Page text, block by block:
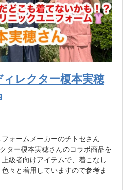
レクター榎本実穂
ォームメーカーのチトセさん
ター榎本実穂さんのコラボ商品を
級者向けアイテムで、着こなし
々と着用していますので参考ま